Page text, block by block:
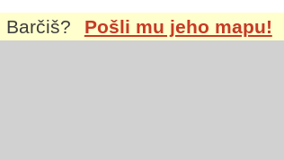
Barčiš? Pošli mu jeho mapu!